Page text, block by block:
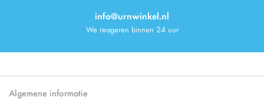
info@urnwinkel.nl
We reageren binnen 24 uur
Algemene informatie